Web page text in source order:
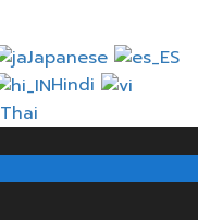
Japanese
Hindi
Thai